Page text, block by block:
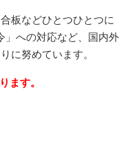
板などひとつひとつに
」への対応など、国内外
に努めています。
ます。